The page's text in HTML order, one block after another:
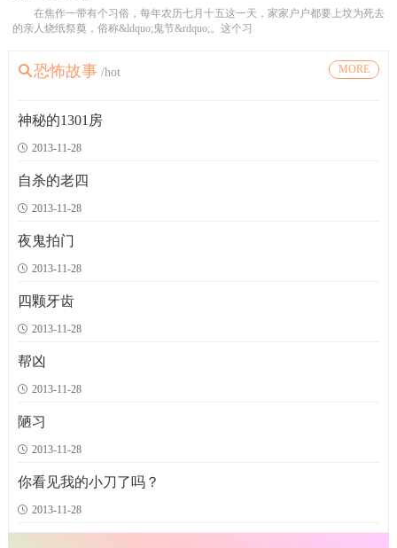
在焦作一带有个习俗，每年农历七月十五这一天，家家户户都要上坟为死去
的亲人烧纸祭奠，俗称&ldquo;鬼节&rdquo;。这个习
断臂立雪
1925次
中国四大神兽
在中国古代最令妖邪胆战心惊并且法力无边的四大神兽就是青龙、白虎、朱
雀、玄武四兽了。青龙为东方之神；白虎为西方之神
祝融火神
&ldquo;祝诵氏，一曰祝龢，是为祝融氏&hellip;&he
黄帝为何取名＂轩辕＂
由于常年累月的迁徒游牧生活，各种笨重的东西都要人担肩挑，每迁移一次
黄帝诞生
传说一
道电光环绕着北斗枢星。随即，那颗枢星就掉落
班昭字惠班，又名姬，家学渊源，尤擅文采。她的父亲班彪是当代的大文
豪，班昭本人常被召入皇宫，教授皇后及诸贵人诵读经
堤萦上书救父
1890次
孟母三迁
&ldquo;孟子能成为&ldquo;亚圣&rdquo;，成为中国封建社会正统思想体系中
地位仅次于孔子的人，多得力于他的母亲。孟子的
李师师色艺压群芳
高俅见了，便进言道：&ldquo;陛下贵为天子
织女牛郎鹊桥相会
农历七月七日是民间的&ldquo;乞巧&rdquo;节，妇女们这晚在庭院中摆下酒脯瓜
嫦娥应悔偷灵药 碧海青天夜夜心
上古男女关系开放随便，传说尧要到百粤去考察，溯湟水面上，只见无数的青年
男
子围绕在一个溪边，溪中六七个年轻女子一
中国妓女起源于何时？据传说远在夏时（公元前2000年左右），西汉时的刘向则
认为是公元前77年至公元前的6年。《列
古代名妓大汇集
1927次
唯一让曹操流泪的女人
唯一让曹操流泪的女人
操四处游走，为曹操表演歌舞弹唱，深得曹操喜爱。
中国古代名妓赵姬
廉颇的指挥下，两度击败了秦国的进攻。秦国被迫把
中国古代名妓张丽华
南朝陈后主的贵妃张丽华本是歌妓出身，她发长七尺，光可鉴人，陈后主对她一
中国古代名妓故称作红拂女
红拂女姓张，在南北朝的战乱中，流落长安，被卖入司空杨素府中为歌妓。因手
执红色拂尘，故称作红拂女。
六十大寿临近，乾隆爷觉得自己在花甲之年还是腰不疼气不喘，心里这个高兴。
心念一动之下，就想效仿爷爷康熙办这么一
朱元璋盖房
1900次
不去拼，就得等死
朱元璋小时候是个饭的和尚，每天肚子饿了就得念着歪经去讨饭。但他的大
明王朝绝对不是讨来的。那时候他身无分文，只有要
乾隆密谋偷情书
日在他的家中会面，说有要事相商。宋六奇
秦始皇的不死药竟然是猕猴桃
徐福渡海为秦始皇寻找不死药的传说，由来已久。日本方面有研究说，不死药名
做过和尚的皇帝
公元527年，梁武帝下令在皇宫旁边建了一座寺庙，取名同泰寺。同泰寺建
成后，又在皇宫跟同泰寺对着的地方开了一个门，取
恐怖故事/hot MORE
神秘的1301房
2013-11-28
自杀的老四
2013-11-28
夜鬼拍门
2013-11-28
四颗牙齿
2013-11-28
帮凶
2013-11-28
陋习
2013-11-28
你看见我的小刀了吗？
2013-11-28